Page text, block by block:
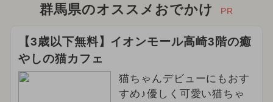
2025年3月のイベント
2026年5月のイベント 雨の日OK
2025年5月のイベント
2025年12月のイベント
群馬県のオススメおでかけ PR
【3歳以下無料】イオンモール高崎3階の癒
やしの猫カフェ
猫ちゃんデビューにもおす
すめ♪優しく可愛い猫ちゃ